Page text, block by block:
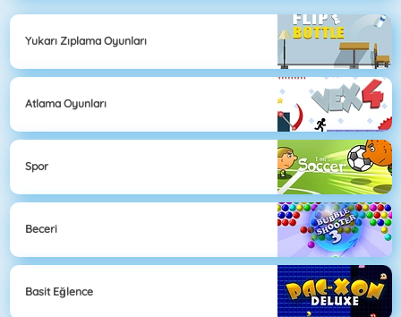
Yukarı Zıplama Oyunları
Atlama Oyunları
Spor
Beceri
Basit Eğlence